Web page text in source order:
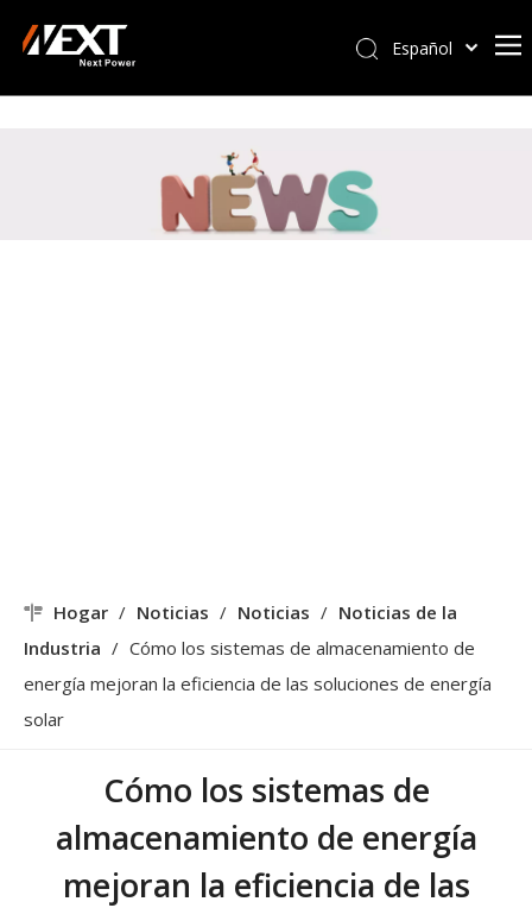
Español
Hogar / Noticias / Noticias / Noticias de la
Industria / Cómo los sistemas de almacenamiento de
energía mejoran la eficiencia de las soluciones de energía
solar
Cómo los sistemas de
almacenamiento de energía
mejoran la eficiencia de las